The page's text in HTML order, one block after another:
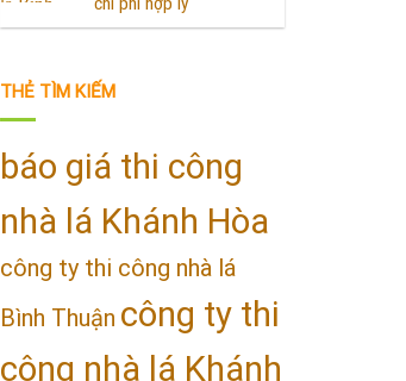
THẺ TÌM KIẾM
báo giá thi công
nhà lá Khánh Hòa
công ty thi công nhà lá
Bình Thuận công ty thi
công nhà lá Khánh